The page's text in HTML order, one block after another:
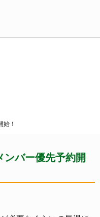
始！
ンバー優先予約開